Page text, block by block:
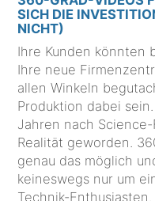
SICH DIE
NICHT)
Ihre Kunden könnten
Ihre neue
allen Winkeln
Produktion dabei
Jahren nach
Realität geworden.
genau das möglich und dabei handelt es sich
keineswegs nur um
Technik-Enthusiasten.